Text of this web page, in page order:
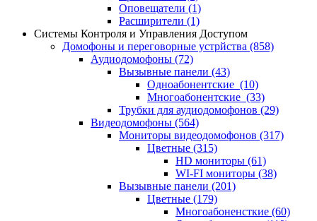
Оповещатели (1)
Расширители (1)
Системы Контроля и Управления Доступом
Домофоны и переговорные устрйства (858)
Аудиодомофоны (72)
Вызывные панели (43)
Одноабонентские (10)
Многоабонентские (33)
Трубки для аудиодомофонов (29)
Видеодомофоны (564)
Мониторы видеодомофонов (317)
Цветные (315)
HD мониторы (61)
WI-FI мониторы (38)
Вызывные панели (201)
Цветные (179)
Многоабоненсткие (60)